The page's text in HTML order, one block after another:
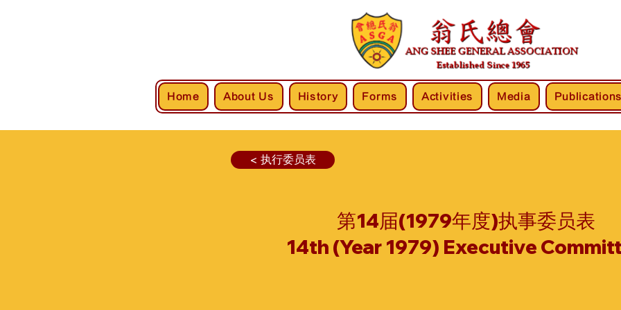
Home About Us History Forms Activities Media Publications
< 执行委员表
第14届(1979年度)执事委员表
14th (Year 1979) Executive